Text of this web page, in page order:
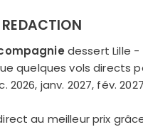
dessert Lille
quelques vols directs
2026, janv. 2027, fév.
au meilleur prix